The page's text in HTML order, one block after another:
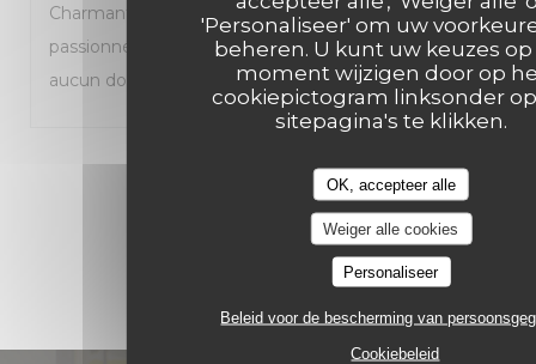
'Personaliseer' om uw
beheren. U kunt uw keuzes
moment wijzigen door op
cookiepictogram linksonder
sitepagina's te klikken.
OK, accepteer alle
Weiger alle cookies
Personaliseer
Beleid voor de bescherming van
Cookiebeleid
Charmante trattoria que je recommande à tous les
passionnés de cuisine italienne. Je reviendrai sans
aucun doute.
3